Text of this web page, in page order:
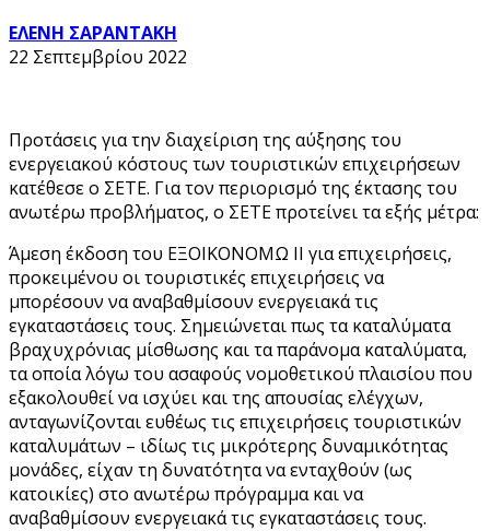
ΕΛΕΝΗ ΣΑΡΑΝΤΑΚΗ
22 Σεπτεμβρίου 2022
Προτάσεις για την διαχείριση της αύξησης του
ενεργειακού κόστους των τουριστικών επιχειρήσεων
κατέθεσε ο ΣΕΤΕ. Για τον περιορισμό της έκτασης του
ανωτέρω προβλήματος, ο ΣΕΤΕ προτείνει τα εξής μέτρα:
Άμεση έκδοση του ΕΞΟΙΚΟΝΟΜΩ ΙΙ για επιχειρήσεις,
προκειμένου οι τουριστικές επιχειρήσεις να
μπορέσουν να αναβαθμίσουν ενεργειακά τις
εγκαταστάσεις τους. Σημειώνεται πως τα καταλύματα
βραχυχρόνιας μίσθωσης και τα παράνομα καταλύματα,
τα οποία λόγω του ασαφούς νομοθετικού πλαισίου που
εξακολουθεί να ισχύει και της απουσίας ελέγχων,
ανταγωνίζονται ευθέως τις επιχειρήσεις τουριστικών
καταλυμάτων – ιδίως τις μικρότερης δυναμικότητας
μονάδες, είχαν τη δυνατότητα να ενταχθούν (ως
κατοικίες) στο ανωτέρω πρόγραμμα και να
αναβαθμίσουν ενεργειακά τις εγκαταστάσεις τους.